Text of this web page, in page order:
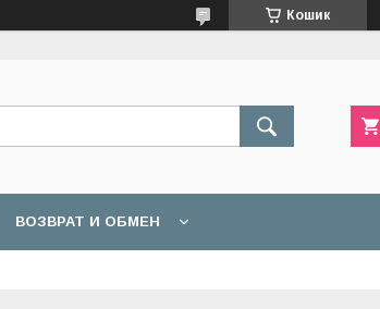
Кошик
ВОЗВРАТ И ОБМЕН